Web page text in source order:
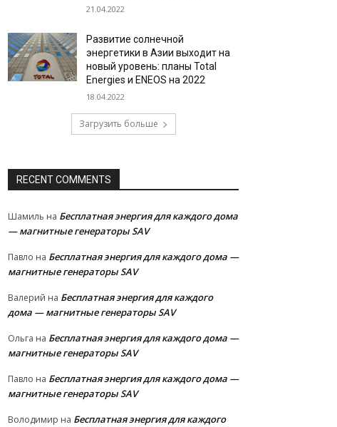
21.04.2022
Развитие солнечной
энергетики в Азии выходит на
новый уровень: планы Total
Energies и ENEOS на 2022
18.04.2022
Загрузить больше
RECENT COMMENTS
Шамиль на Бесплатная энергия для каждого дома
— магнитные генераторы SAV
Павло на Бесплатная энергия для каждого дома —
магнитные генераторы SAV
Валерий на Бесплатная энергия для каждого
дома — магнитные генераторы SAV
Ольга на Бесплатная энергия для каждого дома —
магнитные генераторы SAV
Павло на Бесплатная энергия для каждого дома —
магнитные генераторы SAV
Володимир на Бесплатная энергия для каждого